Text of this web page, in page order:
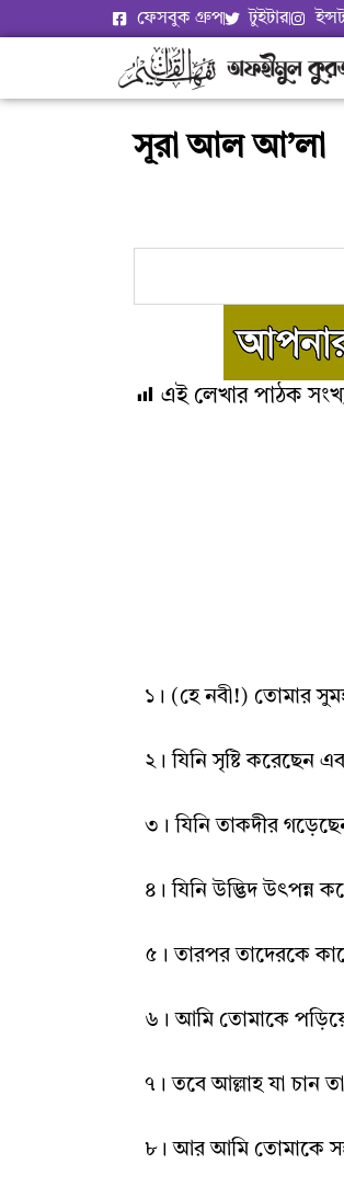
ফেসবুক গ্রুপ টুইটার
সূরা আল আ’লা
এই লেখার পাঠক
১ । (হে নবী!) তোমার
২। যিনি সৃষ্টি করেছেন
৩ । যিনি তাকদীর
৪ । যিনি উদ্ভিদ উৎপন্ন
৫ । তারপর তাদেরকে
৬ । আমি তোমাকে
৭ । তবে আল্লাহ‌ যা চান
৮। আর আমি তোমাকে